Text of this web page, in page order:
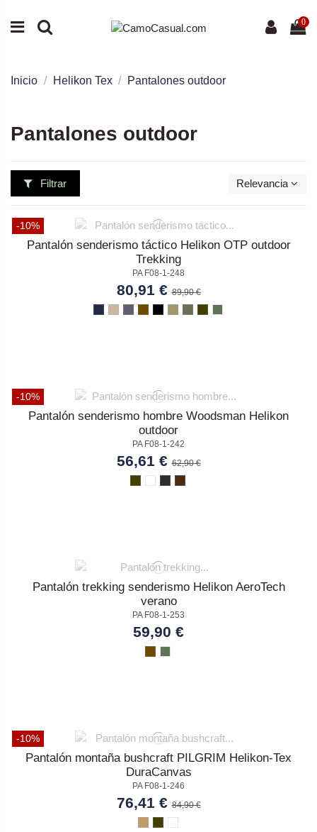
0
Inicio Helikon Tex Pantalones outdoor
Pantalones outdoor
Filtrar Relevancia
-10%
Pantalón senderismo táctico Helikon OTP outdoor
Trekking
PA F08-1-248
80,91 €89,90 €
-10%
Pantalón senderismo hombre Woodsman Helikon
outdoor
PA F08-1-242
56,61 €62,90 €
Pantalón trekking senderismo Helikon AeroTech
verano
PA F08-1-253
59,90 €
-10%
Pantalón montaña bushcraft PILGRIM Helikon-Tex
DuraCanvas
PA F08-1-246
76,41 €84,90 €